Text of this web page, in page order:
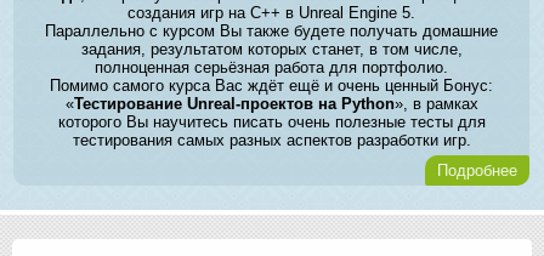
создания игр на C++ в Unreal Engine 5.
Параллельно с курсом Вы также будете получать домашние
задания, результатом которых станет, в том числе,
полноценная серьёзная работа для портфолио.
Помимо самого курса Вас ждёт ещё и очень ценный Бонус:
«Тестирование Unreal-проектов на Python», в рамках
которого Вы научитесь писать очень полезные тесты для
тестирования самых разных аспектов разработки игр.
Подробнее